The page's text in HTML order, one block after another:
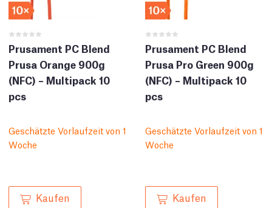
Prusament PC Blend
Prusa Orange 900g
(NFC) – Multipack 10
pcs
Geschätzte Vorlaufzeit von 1
Woche
Kaufen
Prusament PC Blend
Prusa Pro Green 900g
(NFC) – Multipack 10
pcs
Geschätzte Vorlaufzeit von 1
Woche
Kaufen